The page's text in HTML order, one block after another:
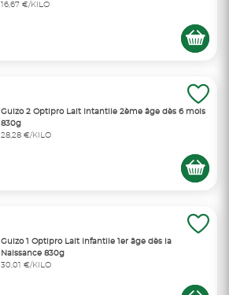
16,67 €/KILO
Guizo 2 Optipro Lait Intantile 2ème âge dès 6 mois
830g
28,28 €/KILO
Guizo 1 Optipro Lait Infantile 1er âge dès la
Naissance 830g
30,01 €/KILO